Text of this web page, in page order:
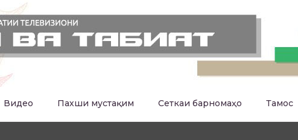
Видео Пахши мустақим Сеткаи барномаҳо Тамос